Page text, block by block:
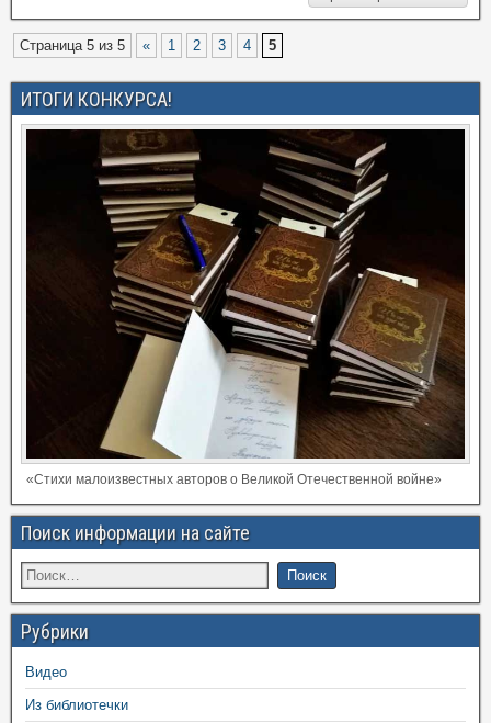
Страница 5 из 5 « 1 2 3 4 5
ИТОГИ КОНКУРСА!
«Стихи малоизвестных авторов о Великой Отечественной войне»
Поиск информации на сайте
Рубрики
Видео
Из библиотечки